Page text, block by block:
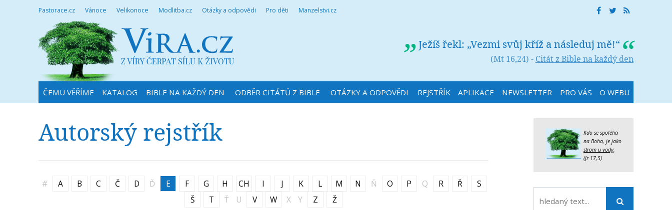
Pastorace.cz Vánoce Velikonoce Modlitba.cz Otázky a odpovědi Pro děti Manzelstvi.cz
Ježíš řekl: „Vezmi svůj kříž a následuj mě!“
(Mt 16,24) - Citát z Bible na každý den
ČEMU VĚŘÍME KATALOG BIBLE NA KAŽDÝ DEN ODBĚR CITÁTŮ Z BIBLE OTÁZKY A ODPOVĚDI REJSTŘÍK APLIKACE NEWSLETTER PRO VÁS O WEBU
Autorský rejstřík
# A B C Č D Ď E F G H CH I J K L M N Ň O P Q R Ř
S
Š
T Ť U V W X Y Z Ž
Kdo se spoléhá
na Boha, je jako
strom u vody.
(Jr 17,5)